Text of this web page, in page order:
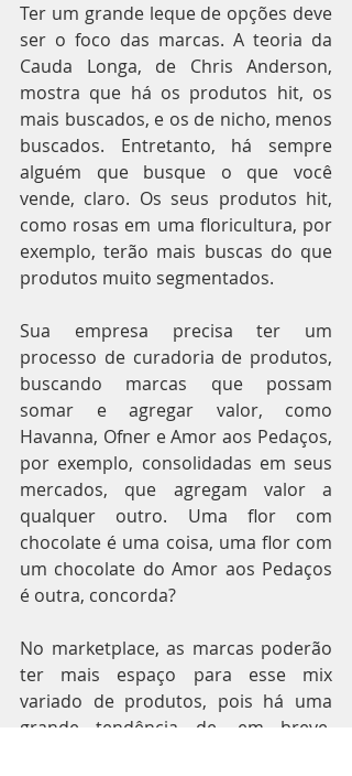
Ter um grande leque de opções deve
ser o foco das marcas. A teoria da
Cauda Longa, de Chris Anderson,
mostra que há os produtos hit, os
mais buscados, e os de nicho, menos
buscados. Entretanto, há sempre
alguém que busque o que você
vende, claro. Os seus produtos hit,
como rosas em uma floricultura, por
exemplo, terão mais buscas do que
produtos muito segmentados.
Sua empresa precisa ter um
processo de curadoria de produtos,
buscando marcas que possam
somar e agregar valor, como
Havanna, Ofner e Amor aos Pedaços,
por exemplo, consolidadas em seus
mercados, que agregam valor a
qualquer outro. Uma flor com
chocolate é uma coisa, uma flor com
um chocolate do Amor aos Pedaços
é outra, concorda?
No marketplace, as marcas poderão
ter mais espaço para esse mix
variado de produtos, pois há uma
grande tendência de, em breve,